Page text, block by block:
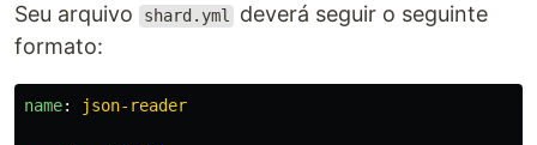
Seu arquivo shard.yml
deverá seguir o seguinte
formato:
name: json-reader